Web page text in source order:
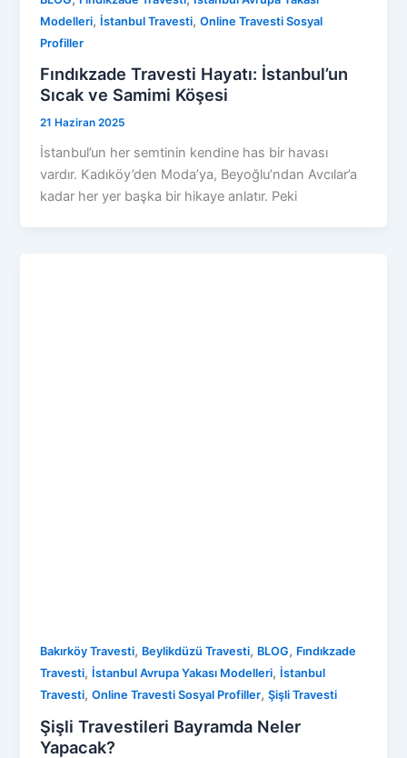
Modelleri, İstanbul Travesti,Online Travesti Sosyal
Profiller
Fındıkzade Travesti Hayatı: İstanbul’un
Sıcak ve Samimi Köşesi
21 Haziran 2025
İstanbul’un her semtinin kendine has bir havası
vardır. Kadıköy’den Moda’ya, Beyoğlu’ndan Avcılar’a
kadar her yer başka bir hikaye anlatır. Peki
Bakırköy Travesti, Beylikdüzü Travesti, BLOG, Fındıkzade
Travesti, İstanbul Avrupa Yakası Modelleri, İstanbul
Travesti,Online Travesti Sosyal Profiller,Şişli Travesti
Şişli Travestileri Bayramda Neler
Yapacak?